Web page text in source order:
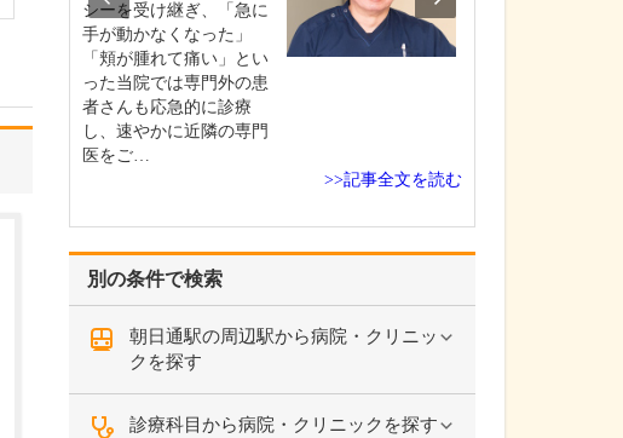
別の条件で検索
朝日通駅の周辺駅から病院・クリニッ
クを探す
診療科目から病院・クリニックを探す
シーを受け継ぎ、「急に
手が動かなくなった」
「頬が腫れて痛い」とい
った当院では専門外の患
者さんも応急的に診療
し、速やかに近隣の専門
医をご…
>>記事全文を読む